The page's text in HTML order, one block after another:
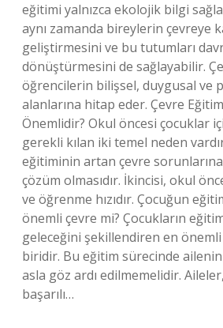
eğitimi yalnızca ekolojik bilgi
aynı zamanda bireylerin çevreye
geliştirmesini ve bu tutumları
dönüştürmesini de sağlayabilir.
öğrencilerin bilişsel, duygusal ve
alanlarına hitap eder. Çevre
Önemlidir? Okul öncesi çocuklar
gerekli kılan iki temel neden
eğitiminin artan çevre
çözüm olmasıdır. İkincisi, okul
ve öğrenme hızıdır. Çocuğun
önemli çevre mi? Çocukların
geleceğini şekillendiren en
biridir. Bu eğitim sürecinde
asla göz ardı edilmemelidir.
başarılı…